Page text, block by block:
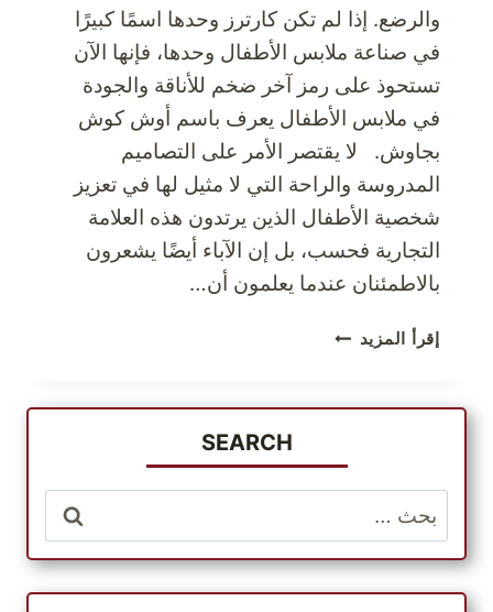
والرضع. إذا لم تكن كارترز وحدها اسمًا كبيرًا
في صناعة ملابس الأطفال وحدها، فإنها الآن
تستحوذ على رمز آخر ضخم للأناقة والجودة
في ملابس الأطفال يعرف باسم أوش كوش
بجاوش. لا يقتصر الأمر على التصاميم
المدروسة والراحة التي لا مثيل لها في تعزيز
شخصية الأطفال الذين يرتدون هذه العلامة
التجارية فحسب، بل إن الآباء أيضًا يشعرون
بالاطمئنان عندما يعلمون أن…
إقرأ المزيد ألبسوا
مع
SEARCH
عن: